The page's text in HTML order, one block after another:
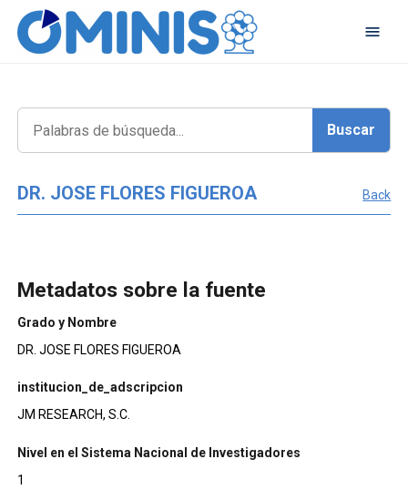
DR. JOSE FLORES FIGUEROA Back
Metadatos sobre la fuente
Grado y Nombre
DR. JOSE FLORES FIGUEROA
institucion_de_adscripcion
JM RESEARCH, S.C.
Nivel en el Sistema Nacional de Investigadores
1